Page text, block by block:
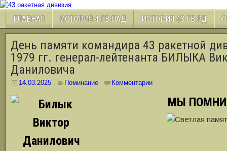
ГЛАВНАЯ ИСТОРИЯ 4 ГВ.ПАД ИСТОРИЯ 43 ГВ.РД
День памяти командира 43 ракетной
1979 гг. генерал-лейтенанта БИЛЫКА
Даниловича
14.03.2025 Поминание Комментарии
МЫ